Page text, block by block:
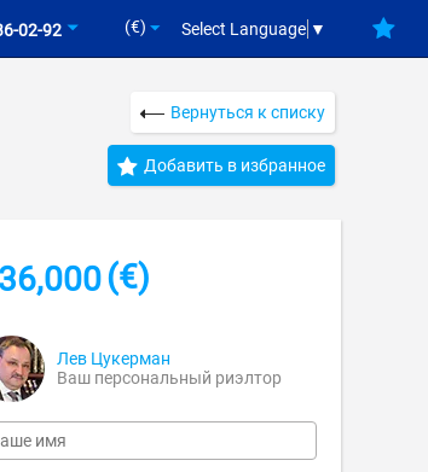
02-92 (€) Select Language ▼
Вернуться к списку
Добавить в избранное
(€)
Лев Цукерман
Ваш персональный риэлтор